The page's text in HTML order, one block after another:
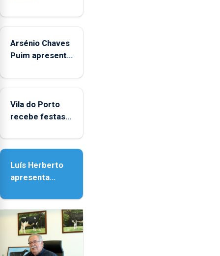
Arsénio Chaves
Puim apresenta
Biblioteca de
Vila do Porto
recebe festas
Nossa Senhora
Luís Herberto
apresenta
Paisagem’